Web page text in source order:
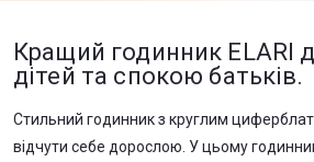
Кращий годинник ELARI
дітей та спокою батьків.
Стильний годинник з круглим
відчути себе дорослою. У цьому